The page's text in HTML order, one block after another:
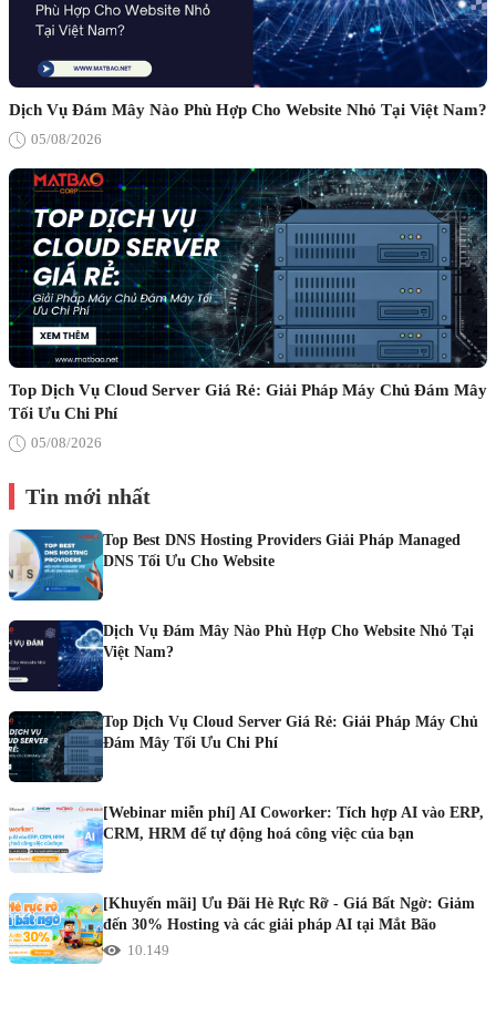
Dịch Vụ Đám Mây Nào Phù Hợp Cho Website Nhỏ Tại Việt Nam?
05/08/2026
Top Dịch Vụ Cloud Server Giá Rẻ: Giải Pháp Máy Chủ Đám Mây
Tối Ưu Chi Phí
05/08/2026
Tin mới nhất
Top Best DNS Hosting Providers Giải Pháp Managed
DNS Tối Ưu Cho Website
Dịch Vụ Đám Mây Nào Phù Hợp Cho Website Nhỏ Tại
Việt Nam?
Top Dịch Vụ Cloud Server Giá Rẻ: Giải Pháp Máy Chủ
Đám Mây Tối Ưu Chi Phí
[Webinar miễn phí] AI Coworker: Tích hợp AI vào ERP,
CRM, HRM để tự động hoá công việc của bạn
[Khuyến mãi] Ưu Đãi Hè Rực Rỡ - Giá Bất Ngờ: Giảm
đến 30% Hosting và các giải pháp AI tại Mắt Bão
10.149